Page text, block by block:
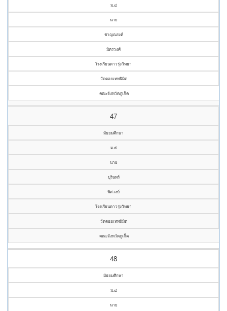
ม.๔
นาย
ชาญณรงค์
มิตรวงศ์
โรงเรียนดาวรุ่งวิทยา
วัดดอยเทพนิมิต
คณะจังหวัดภูเก็ต
47
มัธยมศึกษา
ม.๕
นาย
บุรินทร์
พิศวงษ์
โรงเรียนดาวรุ่งวิทยา
วัดดอยเทพนิมิต
คณะจังหวัดภูเก็ต
48
มัธยมศึกษา
ม.๔
นาย